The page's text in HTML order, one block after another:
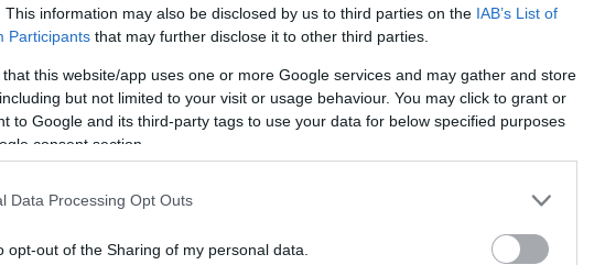
This information may also be disclosed by us to third parties on the IAB’s List of
Participants that may further disclose it to other third parties.
that this website/app uses one or more Google services and may gather and store
but not limited to your visit or usage behaviour. You may click to grant or
to Google and its third-party tags to use your data for below specified purposes
consent section.
Data Processing Opt Outs
opt-out of the Sharing of my personal data.
Tetszik
ZÖLD PÁLYA